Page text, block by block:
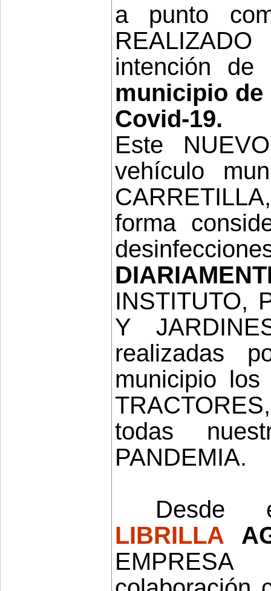
a punto
intención
municipio
Covid-19.
Este
vehículo
forma
INSTITUTO,
Y
realizadas
municipio
todas
PANDEMIA.
LIBRILLA